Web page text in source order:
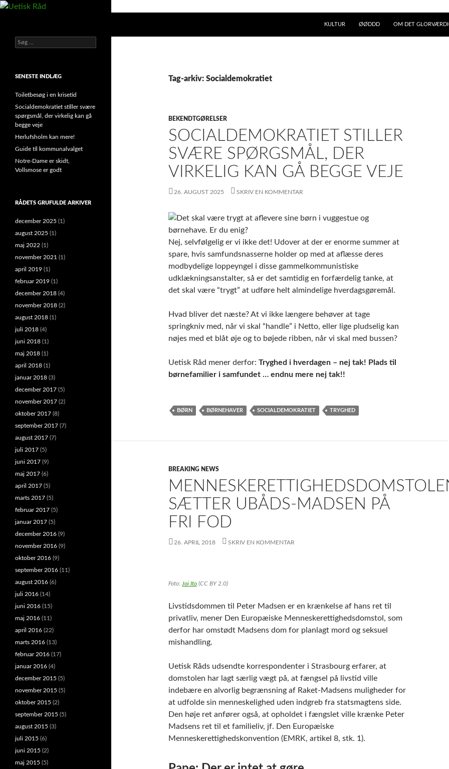
Hop
KULTUR ØØDDD OM DET
Tag-arkiv: Socialdemokratiet
BEKENDTGØRELSER
SOCIALDEMOKRATIET STILLER
SVÆRE SPØRGSMÅL, DER
VIRKELIG KAN GÅ BEGGE VEJE
26. AUGUST 2025 SKRIV EN KOMMENTAR
Nej, selvfølgelig er vi ikke det! Udover at der er enorme summer at
spare, hvis samfundsnasserne holder op med at aflæsse deres
modbydelige loppeyngel i disse gammelkommunistiske
udklækningsanstalter, så er det samtidig en forfærdelig tanke, at
det skal være “trygt” at udføre helt almindelige hverdagsgøremål.
Hvad bliver det næste? At vi ikke længere behøver at tage
springkniv med, når vi skal “handle” i Netto, eller lige pludselig kan
nøjes med et blåt øje og to bøjede ribben, når vi skal med bussen?
Uetisk Råd mener derfor: Tryghed i hverdagen – nej tak! Plads til
børnefamilier i samfundet … endnu mere nej tak!!
BØRN BØRNEHAVER SOCIALDEMOKRATIET TRYGHED
BREAKING NEWS
SÆTTER UBÅDS-MADSEN PÅ
FRI FOD
26. APRIL 2018 SKRIV EN KOMMENTAR
Foto: Joi Ito (CC BY 2.0)
Livstidsdommen til Peter Madsen er en krænkelse af hans ret til
privatliv, mener Den Europæiske Menneskerettighedsdomstol, som
derfor har omstødt Madsens dom for planlagt mord og seksuel
mishandling.
Uetisk Råds udsendte korrespondenter i Strasbourg erfarer, at
domstolen har lagt særlig vægt på, at fængsel på livstid ville
indebære en alvorlig begrænsning af Raket-Madsens muligheder for
at udfolde sin menneskelighed uden indgreb fra statsmagtens side.
Den høje ret anfører også, at opholdet i fængslet ville krænke Peter
Madsens ret til et familieliv, jf. Den Europæiske
Menneskerettighedskonvention (EMRK, artikel 8, stk. 1).
din stemme i et sygt, sygt samfund!
Søg
efter:
SENESTE INDLÆG
Toiletbesøg i en krisetid
Socialdemokratiet stiller svære
spørgsmål, der virkelig kan gå
begge veje
Herlufsholm kan mere!
Guide til kommunalvalget
Notre-Dame er skidt,
Vollsmose er godt
RÅDETS GRUFULDE ARKIVER
december 2025 (1)
august 2025 (1)
maj 2022 (1)
november 2021 (1)
april 2019 (1)
februar 2019 (1)
december 2018 (4)
november 2018 (2)
august 2018 (1)
juli 2018 (4)
juni 2018 (1)
maj 2018 (1)
april 2018 (1)
januar 2018 (3)
december 2017 (5)
november 2017 (2)
oktober 2017 (8)
september 2017 (7)
august 2017 (7)
juli 2017 (5)
juni 2017 (9)
maj 2017 (6)
april 2017 (5)
marts 2017 (5)
februar 2017 (5)
januar 2017 (5)
december 2016 (9)
november 2016 (9)
oktober 2016 (9)
september 2016 (11)
august 2016 (6)
juli 2016 (14)
juni 2016 (15)
maj 2016 (11)
april 2016 (22)
marts 2016 (13)
februar 2016 (17)
januar 2016 (4)
december 2015 (5)
november 2015 (5)
oktober 2015 (2)
september 2015 (5)
august 2015 (3)
juli 2015 (6)
juni 2015 (2)
maj 2015 (5)